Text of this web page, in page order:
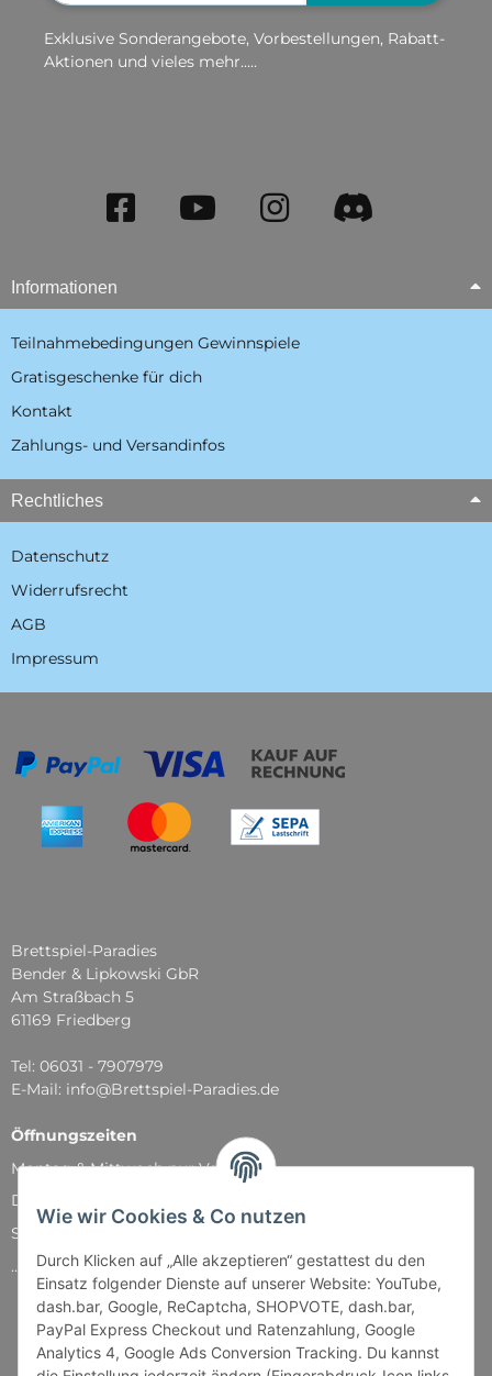
Wie wir Cookies & Co nutzen
Durch Klicken auf „Alle akzeptieren“ gestattest du den
Einsatz folgender Dienste auf unserer Website: YouTube,
dash.bar, Google, ReCaptcha, SHOPVOTE, dash.bar,
PayPal Express Checkout und Ratenzahlung, Google
Analytics 4, Google Ads Conversion Tracking. Du kannst
Exklusive Sonderangebote, Vorbestellungen, Rabatt-
Aktionen und vieles mehr.....
Informationen
Teilnahmebedingungen Gewinnspiele
Gratisgeschenke für dich
Kontakt
Zahlungs- und Versandinfos
Rechtliches
Datenschutz
Widerrufsrecht
AGB
Impressum
Brettspiel-Paradies
Bender & Lipkowski GbR
Am Straßbach 5
61169 Friedberg
Tel: 06031 - 7907979
E-Mail: info@Brettspiel-Paradies.de
Öffnungszeiten
Montag & Mittwoch nur Versand
Dienstag, Donnerstag und Freitag: 11:00 - 18:30 Uhr
Samstag: 11:00 - 14:00 Uhr
...und natürlich während unserer Events